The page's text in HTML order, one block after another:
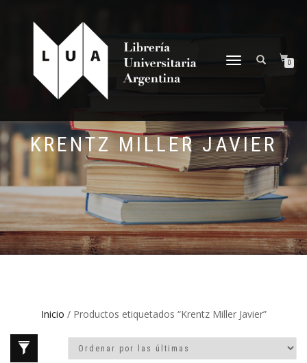
NAVEGACIÓN
0
KRENTZ MILLER JAVIER
Inicio / Productos etiquetados “Krentz Miller Javier”